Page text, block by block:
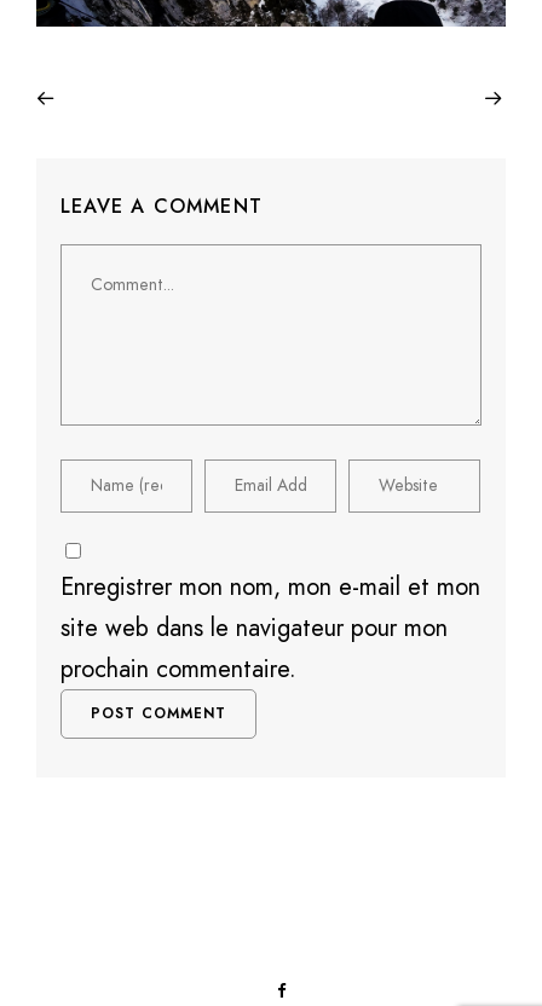
LEAVE A COMMENT
Enregistrer mon nom, mon e-mail et mon
site web dans le navigateur pour mon
prochain commentaire.